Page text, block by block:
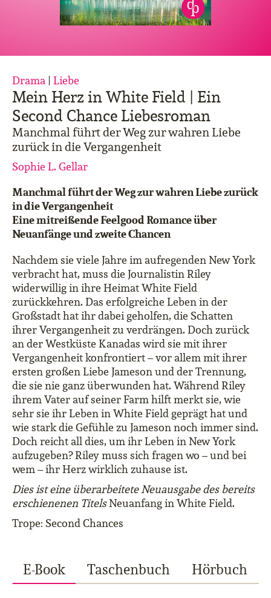
Mein Herz in White Field | Ein
Second Chance Liebesroman
Manchmal führt der Weg zur wahren Liebe
zurück in die Vergangenheit
Sophie L. Gellar
Drama | Liebe
Manchmal führt der Weg zur wahren Liebe zurück
in die Vergangenheit
Eine mitreißende Feelgood Romance über
Neuanfänge und zweite Chancen
Nachdem sie viele Jahre im aufregenden New York
verbracht hat, muss die Journalistin Riley
widerwillig in ihre Heimat White Field
zurückkehren. Das erfolgreiche Leben in der
Großstadt hat ihr dabei geholfen, die Schatten
ihrer Vergangenheit zu verdrängen. Doch zurück
an der Westküste Kanadas wird sie mit ihrer
Vergangenheit konfrontiert – vor allem mit ihrer
ersten großen Liebe Jameson und der Trennung,
die sie nie ganz überwunden hat. Während Riley
ihrem Vater auf seiner Farm hilft merkt sie, wie
sehr sie ihr Leben in White Field geprägt hat und
wie stark die Gefühle zu Jameson noch immer sind.
Doch reicht all dies, um ihr Leben in New York
aufzugeben? Riley muss sich fragen wo – und bei
wem – ihr Herz wirklich zuhause ist.
Dies ist eine überarbeitete Neuausgabe des bereits
erschienenen TitelsNeuanfang in White Field.
Trope: Second Chances
E-Book Taschenbuch Hörbuch